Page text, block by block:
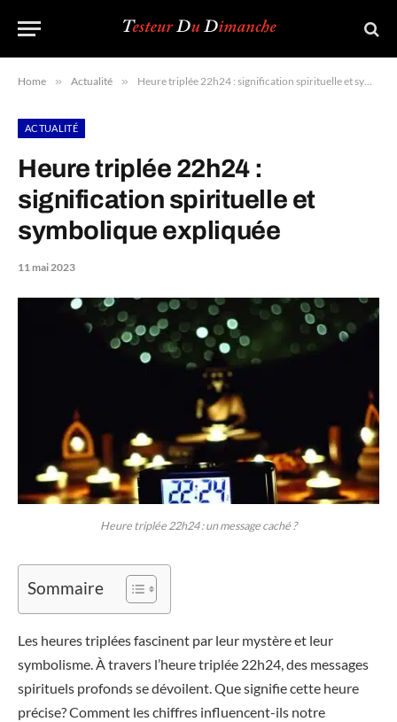
Home » Actualité » Heure triplée 22h24 : signification spirituelle et symbolique expliquée
ACTUALITÉ
Heure triplée 22h24 :
signification spirituelle et
symbolique expliquée
11 mai 2023
Heure triplée 22h24 : un message caché ?
Sommaire
Les heures triplées fascinent par leur mystère et leur
symbolisme. À travers l’heure triplée 22h24, des messages
spirituels profonds se dévoilent. Que signifie cette heure
précise? Comment les chiffres influencent-ils notre